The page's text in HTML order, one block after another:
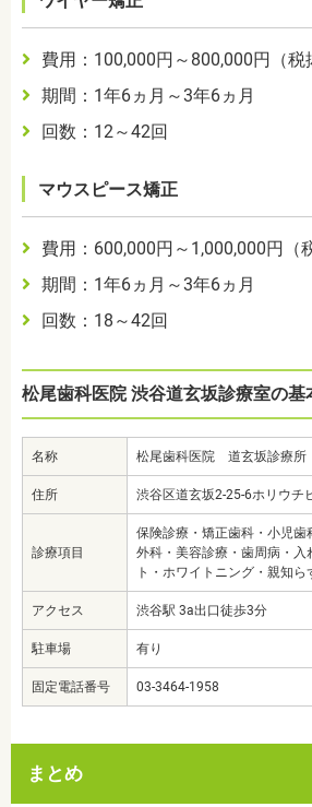
費用：100,000円～800,000円（税
期間：1年6ヵ月～3年6ヵ月
回数：12～42回
マウスピース矯正
費用：600,000円～1,000,000円（
期間：1年6ヵ月～3年6ヵ月
回数：18～42回
松尾歯科医院 渋谷道玄坂診療室の基
名称 松尾歯科医院 道玄坂診療所
住所 渋谷区道玄坂2-25-6ホリウチ
診療項目
保険診療・矯正歯科・小児
外科・美容診療・歯周病・入
ト・ホワイトニング・親知ら
アクセス 渋谷駅 3a出口徒歩3分
駐車場 有り
固定電話番号 03-3464-1958
まとめ